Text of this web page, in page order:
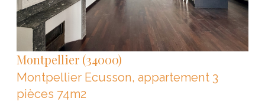
Montpellier (34000)
Montpellier Ecusson, appartement 3
pièces 74m2